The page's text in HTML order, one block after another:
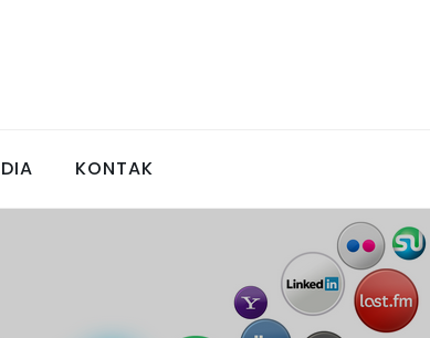
Organisasi
KONTAK